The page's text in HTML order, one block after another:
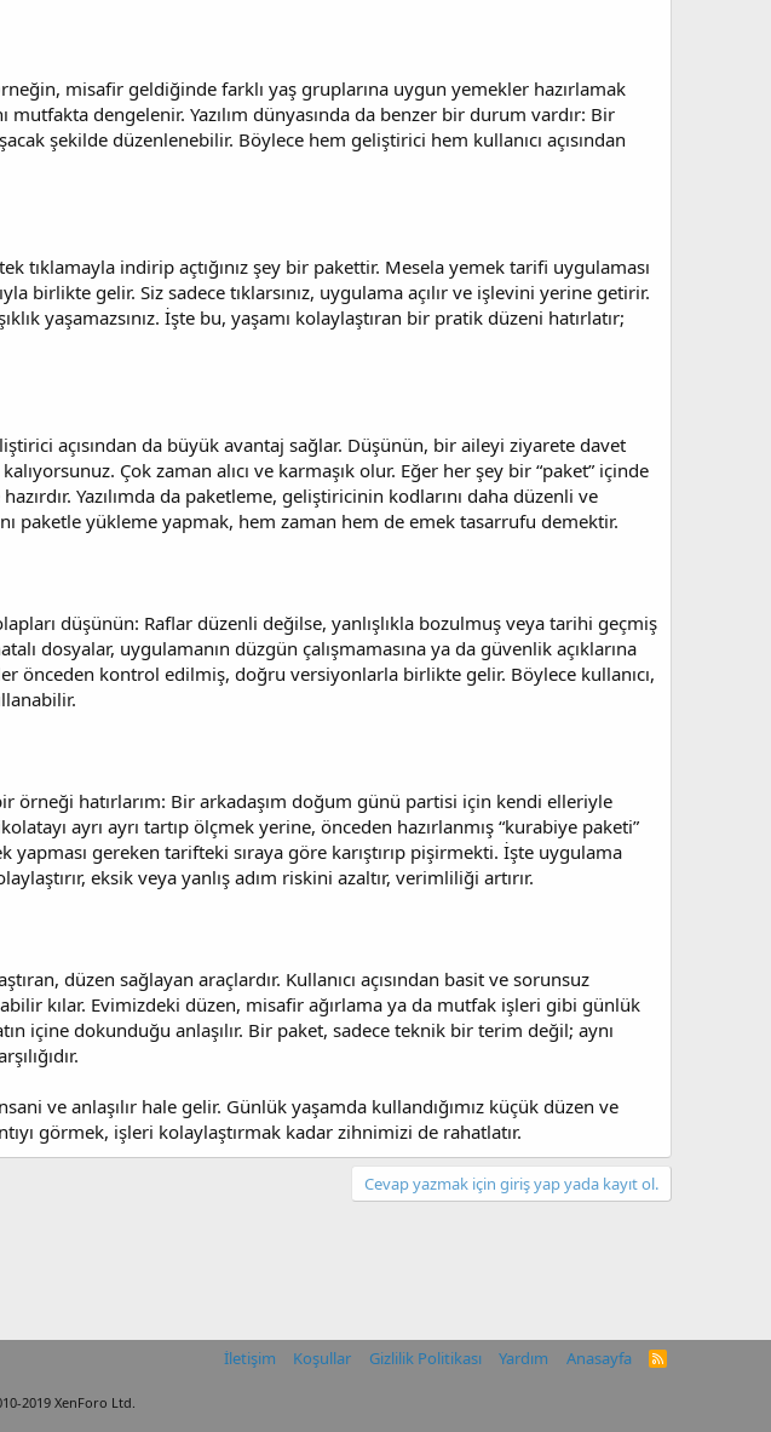
misafir geldiğinde farklı yaş gruplarına uygun yemekler hazırlamak
dengelenir. Yazılım dünyasında da benzer bir durum vardır: Bir
şekilde düzenlenebilir. Böylece hem geliştirici hem kullanıcı açısından
tıklamayla indirip açtığınız şey bir pakettir. Mesela yemek tarifi uygulaması
birlikte gelir. Siz sadece tıklarsınız, uygulama açılır ve işlevini yerine getirir.
yaşamazsınız. İşte bu, yaşamı kolaylaştıran bir pratik düzeni hatırlatır;
açısından da büyük avantaj sağlar. Düşünün, bir aileyi ziyarete davet
Çok zaman alıcı ve karmaşık olur. Eğer her şey bir “paket” içinde
Yazılımda da paketleme, geliştiricinin kodlarını daha düzenli ve
paketle yükleme yapmak, hem zaman hem de emek tasarrufu demektir.
düşünün: Raflar düzenli değilse, yanlışlıkla bozulmuş veya tarihi geçmiş
dosyalar, uygulamanın düzgün çalışmamasına ya da güvenlik açıklarına
önceden kontrol edilmiş, doğru versiyonlarla birlikte gelir. Böylece kullanıcı,
hatırlarım: Bir arkadaşım doğum günü partisi için kendi elleriyle
ayrı ayrı tartıp ölçmek yerine, önceden hazırlanmış “kurabiye paketi”
gereken tarifteki sıraya göre karıştırıp pişirmekti. İşte uygulama
eksik veya yanlış adım riskini azaltır, verimliliği artırır.
düzen sağlayan araçlardır. Kullanıcı açısından basit ve sorunsuz
kılar. Evimizdeki düzen, misafir ağırlama ya da mutfak işleri gibi günlük
içine dokunduğu anlaşılır. Bir paket, sadece teknik bir terim değil; aynı
ve anlaşılır hale gelir. Günlük yaşamda kullandığımız küçük düzen ve
görmek, işleri kolaylaştırmak kadar zihnimizi de rahatlatır.
Cevap yazmak için giriş yap yada kayıt ol.
İletişim Koşullar Gizlilik Politikası Yardım Anasayfa
R
2019 XenForo Ltd.